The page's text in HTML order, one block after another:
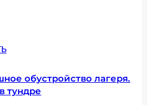
обустройство лагеря.
тундре